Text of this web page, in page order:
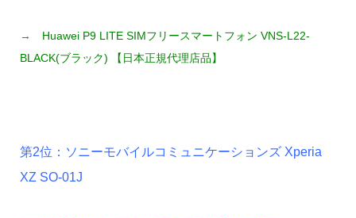
→ Huawei P9 LITE SIMフリースマートフォン VNS-L22-
BLACK(ブラック) 【日本正規代理店品】
第2位：ソニーモバイルコミュニケーションズ Xperia
XZ SO-01J